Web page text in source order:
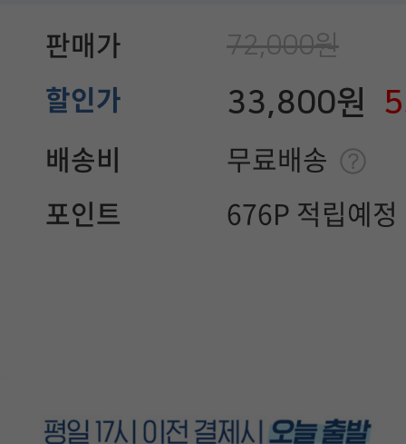
판매가 72,000원
할인가 33,800원
배송비
무료배송
포인트
676P 적립예정